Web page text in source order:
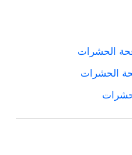
الحشرات
الحشرات